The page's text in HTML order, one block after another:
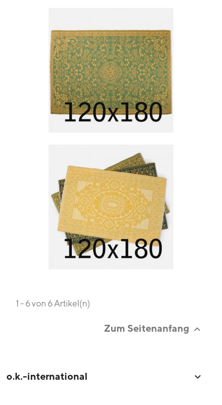
1 - 6 von 6 Artikel(n)
Zum Seitenanfang 
o.k.-international 